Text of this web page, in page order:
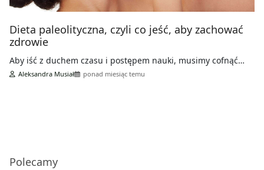
Dieta paleolityczna, czyli co jeść, aby zachować
zdrowie
Aby iść z duchem czasu i postępem nauki, musimy cofnąć…
Aleksandra Musiał ponad miesiąc temu
Polecamy